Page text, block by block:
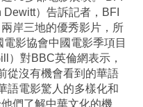
）告訴記者，BFI
岸三地的優秀影片，所
影協會中國電影季項目
）對BBC英倫網表示，
從沒有機會看到的華語
語電影驚人的多樣化和
們了解中華文化的機